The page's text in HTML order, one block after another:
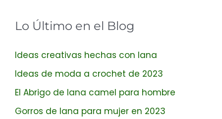
Lo Último en el Blog
Ideas creativas hechas con lana
Ideas de moda a crochet de 2023
El Abrigo de lana camel para hombre
Gorros de lana para mujer en 2023